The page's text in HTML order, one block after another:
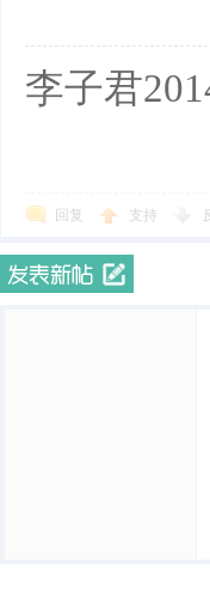
李子君
回复 支持